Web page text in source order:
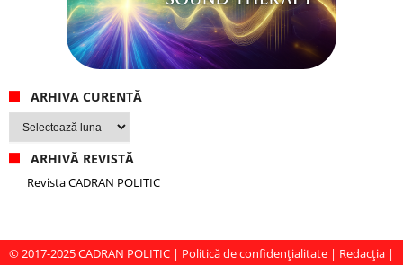
ARHIVA CURENTĂ
Arhiva
ARHIVĂ REVISTĂ
Revista CADRAN POLITIC
© 2017-2025CADRAN POLITIC | Politică de confidențialitate | Redacția |